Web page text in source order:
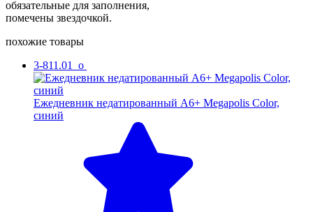
обязательные для заполнения,
помечены звездочкой.
похожие товары
3-811.01_o
Ежедневник недатированный А6+ Megapolis Color,
синий